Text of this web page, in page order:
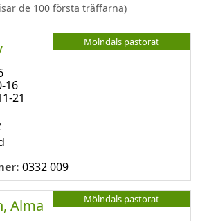
de 100 första träffarna)
Mölndals pastorat
16
21
0332 009
Mölndals pastorat
Alma